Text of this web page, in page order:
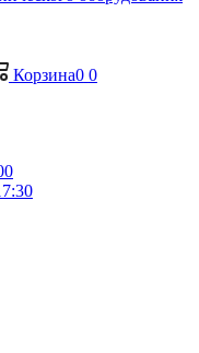
Корзина0 0